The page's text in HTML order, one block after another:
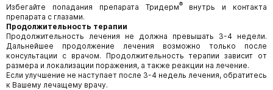
Избегайте попадания препарата Тридерм®внутрь и контакта
препарата с глазами.
Продолжительность терапии
Продолжительность лечения не должна превышать 3-4 недели.
Дальнейшее продолжение лечения возможно только после
консультации с врачом. Продолжительность терапии зависит от
размера и локализации поражения, а также реакции на лечение.
Если улучшение не наступает после 3-4 недель лечения, обратитесь
к Вашему лечащему врачу.